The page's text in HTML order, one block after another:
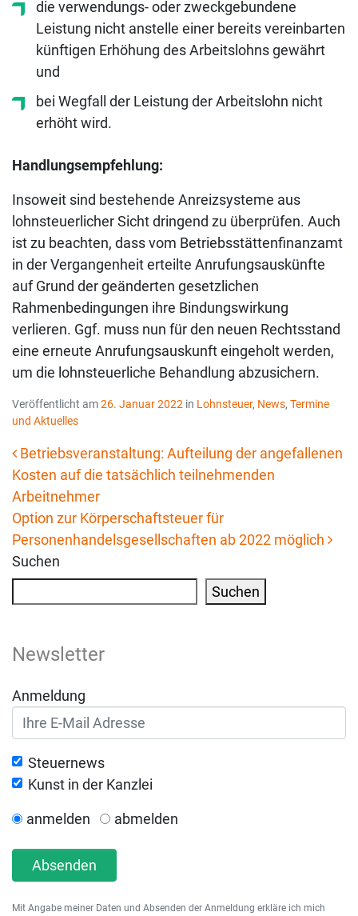
die verwendungs- oder zweckgebundene
Leistung nicht anstelle einer bereits vereinbarten
künftigen Erhöhung des Arbeitslohns gewährt
und
bei Wegfall der Leistung der Arbeitslohn nicht
erhöht wird.
Handlungsempfehlung:
Insoweit sind bestehende Anreizsysteme aus
lohnsteuerlicher Sicht dringend zu überprüfen. Auch
ist zu beachten, dass vom Betriebsstättenfinanzamt
in der Vergangenheit erteilte Anrufungsauskünfte
auf Grund der geänderten gesetzlichen
Rahmenbedingungen ihre Bindungswirkung
verlieren. Ggf. muss nun für den neuen Rechtsstand
eine erneute Anrufungsauskunft eingeholt werden,
um die lohnsteuerliche Behandlung abzusichern.
Veröffentlicht am26. Januar 2022 in Lohnsteuer, News, Termine
und Aktuelles
Beitrags-Navigation
Betriebsveranstaltung: Aufteilung der angefallenen
Kosten auf die tatsächlich teilnehmenden
Arbeitnehmer
Option zur Körperschaftsteuer für
Personenhandelsgesellschaften ab 2022 möglich
Suchen
Suchen
Newsletter
Anmeldung
Steuernews
Kunst in der Kanzlei
anmelden abmelden
Absenden
Mit Angabe meiner Daten und Absenden der Anmeldung erkläre ich mich